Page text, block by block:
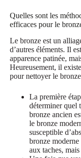
Quelles sont les
efficaces pour le
Le bronze est un
d’autres éléments. Il
apparence patinée,
Heureusement, il
pour nettoyer le
La première
déterminer quel
bronze ancien
le bronze
susceptible
bronze moderne
aux taches,